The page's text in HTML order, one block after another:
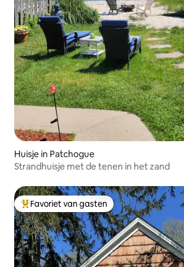
Huisje in Patchogue
Strandhuisje met de tenen in het zand
Topfavoriet van gasten
Favoriet van gasten